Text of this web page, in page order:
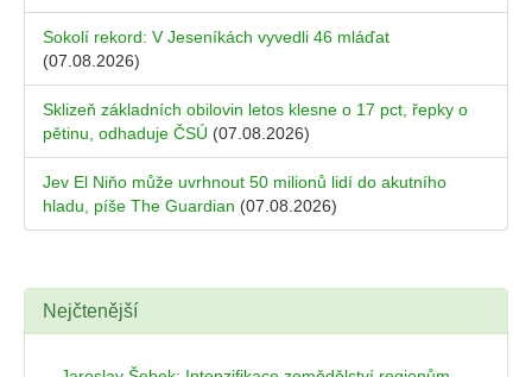
Sokolí rekord: V Jeseníkách vyvedli 46 mláďat
(07.08.2026)
Sklizeň základních obilovin letos klesne o 17 pct, řepky o
pětinu, odhaduje ČSÚ (07.08.2026)
Jev El Niňo může uvrhnout 50 milionů lidí do akutního
hladu, píše The Guardian (07.08.2026)
Nejčtenější